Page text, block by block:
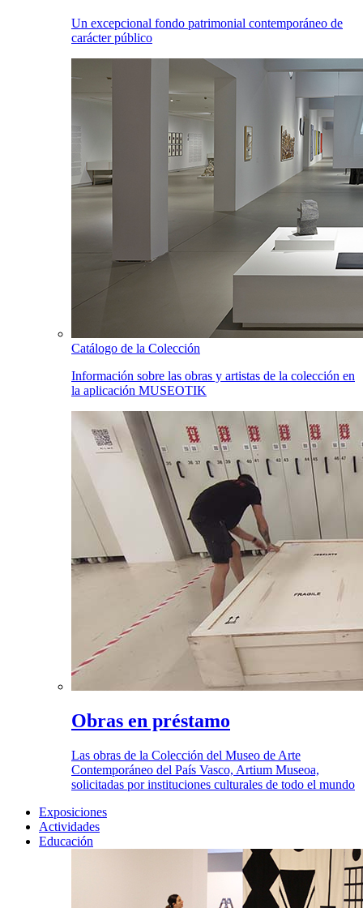
Un excepcional fondo patrimonial contemporáneo de
carácter público
Catálogo de la Colección
Información sobre las obras y artistas de la colección en
la aplicación MUSEOTIK
Obras en préstamo
Las obras de la Colección del Museo de Arte
Contemporáneo del País Vasco, Artium Museoa,
solicitadas por instituciones culturales de todo el mundo
Exposiciones
Actividades
Educación